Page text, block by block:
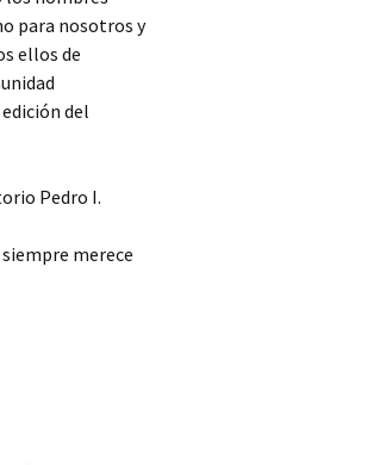
para nosotros y
ellos de
del
Pedro I.
merece